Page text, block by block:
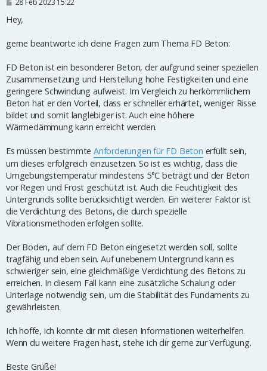
i
a
Hey,
gerne beantworte ich deine Fragen zum Thema FD Beton:
FD Beton ist ein besonderer Beton, der aufgrund seiner speziellen
Zusammensetzung und Herstellung hohe Festigkeiten und eine
geringere Schwindung aufweist. Im Vergleich zu herkömmlichem
Beton hat er den Vorteil, dass er schneller erhärtet, weniger Risse
bildet und somit langlebiger ist. Auch eine höhere
Wärmedämmung kann erreicht werden.
Es müssen bestimmte Anforderungen für FD Beton erfüllt sein,
um dieses erfolgreich einzusetzen. So ist es wichtig, dass die
Umgebungstemperatur mindestens 5°C beträgt und der Beton
vor Regen und Frost geschützt ist. Auch die Feuchtigkeit des
Untergrunds sollte berücksichtigt werden. Ein weiterer Faktor ist
die Verdichtung des Betons, die durch spezielle
Vibrationsmethoden erfolgen sollte.
Der Boden, auf dem FD Beton eingesetzt werden soll, sollte
tragfähig und eben sein. Auf unebenem Untergrund kann es
schwieriger sein, eine gleichmäßige Verdichtung des Betons zu
erreichen. In diesem Fall kann eine zusätzliche Schalung oder
Unterlage notwendig sein, um die Stabilität des Fundaments zu
gewährleisten.
Ich hoffe, ich konnte dir mit diesen Informationen weiterhelfen.
Wenn du weitere Fragen hast, stehe ich dir gerne zur Verfügung.
Beste Grüße!